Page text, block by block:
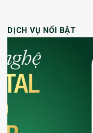
DỊCH VỤ NỔI BẬT